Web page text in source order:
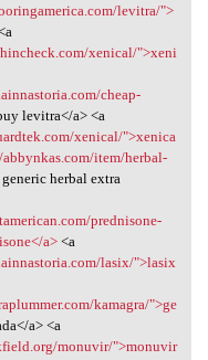
levitra/">
xenical/">xeni
cheap-
levitra</a> <a
xenical/">xenica
item/herbal-
herbal extra
prednisone-
a><a
lasix/">lasix
kamagra/">ge
a> <a
monuvir/">monuvir